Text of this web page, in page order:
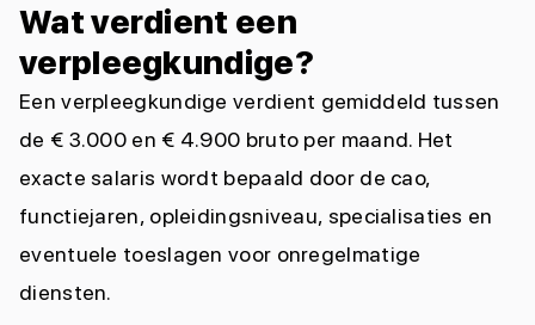
Wat verdient een
verpleegkundige?
Een verpleegkundige verdient gemiddeld tussen
de € 3.000 en € 4.900 bruto per maand. Het
exacte salaris wordt bepaald door de cao,
functiejaren, opleidingsniveau, specialisaties en
eventuele toeslagen voor onregelmatige
diensten.